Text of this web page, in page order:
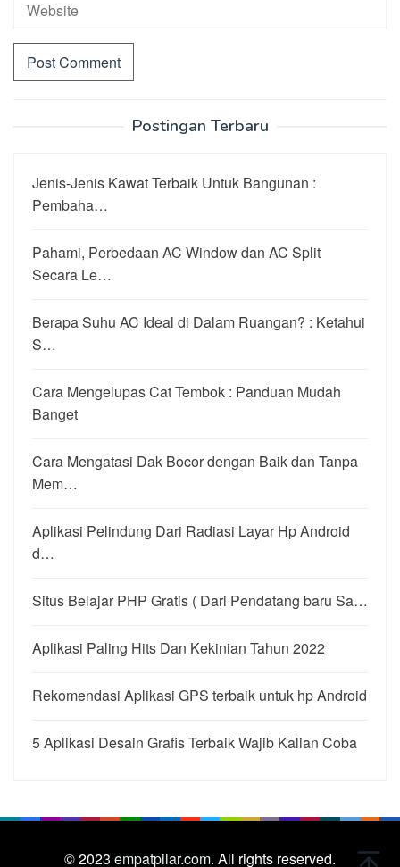
Postingan Terbaru
Jenis-Jenis Kawat Terbaik Untuk Bangunan :
Pembaha…
Pahami, Perbedaan AC Window dan AC Split
Secara Le…
Berapa Suhu AC Ideal di Dalam Ruangan? : Ketahui
S…
Cara Mengelupas Cat Tembok : Panduan Mudah
Banget
Cara Mengatasi Dak Bocor dengan Baik dan Tanpa
Mem…
Aplikasi Pelindung Dari Radiasi Layar Hp Android
d…
Situs Belajar PHP Gratis ( Dari Pendatang baru Sa…
Aplikasi Paling Hits Dan Kekinian Tahun 2022
Rekomendasi Aplikasi GPS terbaik untuk hp Android
5 Aplikasi Desain Grafis Terbaik Wajib Kalian Coba
© 2023 empatpilar.com. All rights reserved.